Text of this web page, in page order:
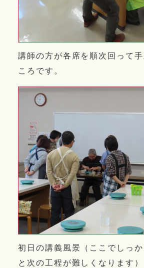
講師の方が各席を順次回って
ころです。
初日の講義風景（ここでしっ
と次の工程が難しくなります）